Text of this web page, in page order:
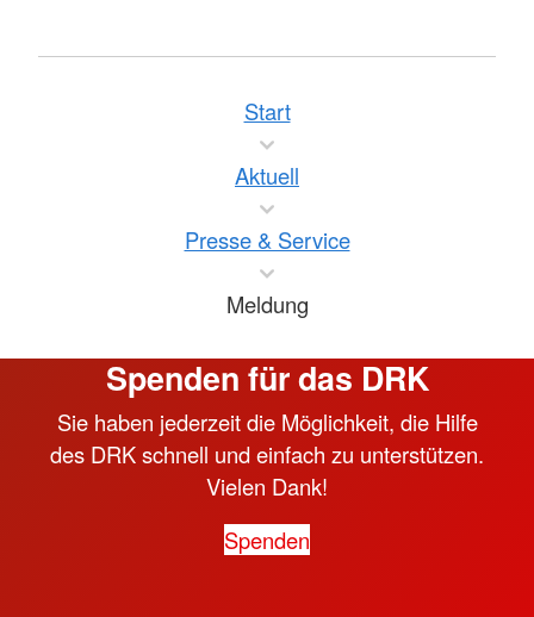
Start
Aktuell
Presse & Service
Meldung
Spenden für das DRK
Sie haben jederzeit die Möglichkeit, die Hilfe
des DRK schnell und einfach zu unterstützen.
Vielen Dank!
Spenden